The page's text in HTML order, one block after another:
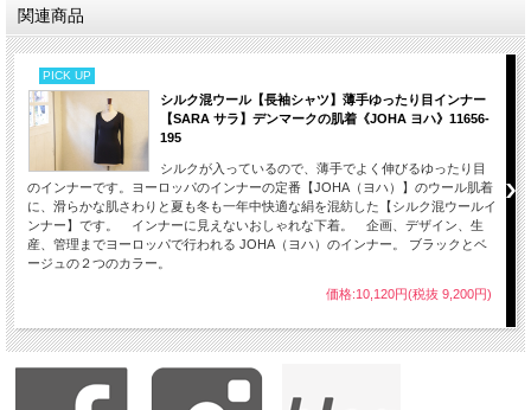
関連商品
PICK UP
シルク混ウール【長袖シャツ】薄手ゆったり目インナー
【SARA サラ】デンマークの肌着《JOHA ヨハ》11656-
195
シルクが入っているので、薄手でよく伸びるゆったり目
のインナーです。ヨーロッパのインナーの定番【JOHA（ヨハ）】のウール肌着
に、滑らかな肌さわりと夏も冬も一年中快適な絹を混紡した【シルク混ウールイ
ンナー】です。 インナーに見えないおしゃれな下着。 企画、デザイン、生
産、管理までヨーロッパで行われる JOHA（ヨハ）のインナー。 ブラックとベ
ージュの２つのカラー。
価格:10,120円(税抜 9,200円)